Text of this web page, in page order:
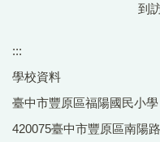
到
:::
學校資料
臺中市豐原區福陽國民小
420075臺中市豐原區南陽